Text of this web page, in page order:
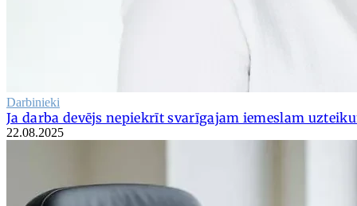
Darbinieki
Ja darba devējs nepiekrīt svarīgajam iemeslam
22.08.2025